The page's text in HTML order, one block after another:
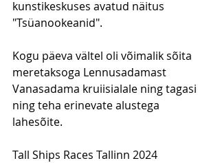
kunstikeskuses avatud näitus
"Tsüanookeanid".
Kogu päeva vältel oli võimalik sõita
meretaksoga Lennusadamast
Vanasadama kruiisialale ning tagasi
ning teha erinevate alustega
lahesõite.
Tall Ships Races Tallinn 2024